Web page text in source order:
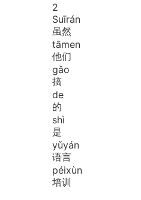
2
Suīrán
虽然
tāmen
他们
gǎo
搞
de
的
shì
是
yǔyán
语言
péixùn
培训